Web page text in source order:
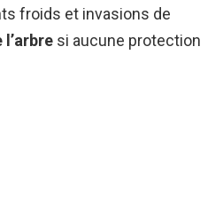
froids et invasions de
si aucune protection